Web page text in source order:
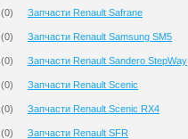
(0)
(0)
(0)
(0)
(0)
(0)
Запчасти Renault Safrane
Запчасти Renault Samsung SM5
Запчасти Renault Sandero StepWay
Запчасти Renault Scenic
Запчасти Renault Scenic RX4
Запчасти Renault SFR